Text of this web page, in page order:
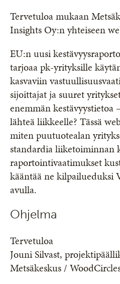
Tervetuloa mukaan
Insights Oy:n yhteiseen
EU:n uusi
tarjoaa pk-yrityksille
kasvaviin
sijoittajat ja suuret
enemmän kestävyystietoa
lähteä liikkeelle? Tässä
miten puutuotealan
standardia liiketoiminnan
raportointivaatimukset
kääntää ne kilpailueduksi
avulla.
Ohjelma
Tervetuloa
Jouni Silvast,
Metsäkeskus /